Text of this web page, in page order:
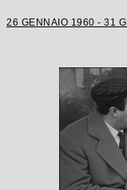
26 GENNAIO 1960 - 31